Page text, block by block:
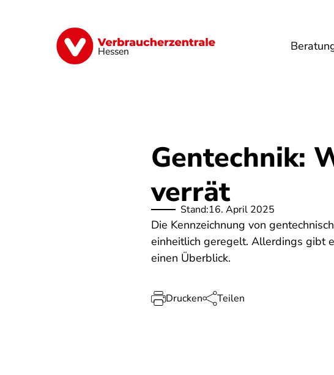
Hessen
Digitales Energie Finanzen Gesundheit
Gentechnik:
verrät
Stand:16. April 2025
Die Kennzeichnung von
einheitlich geregelt. Allerdings gibt
einen Überblick.
Drucken Teilen